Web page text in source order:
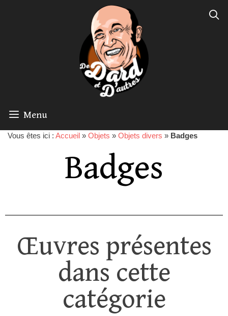
Menu
Vous êtes ici : Accueil » Objets » Objets divers » Badges
Badges
Œuvres présentes
dans cette
catégorie